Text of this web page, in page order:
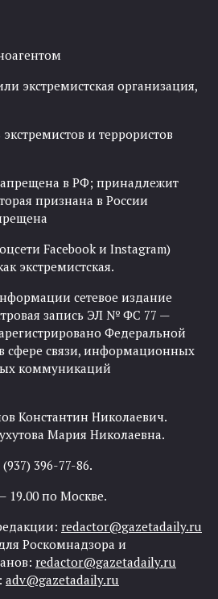
экстремистская организация,
и террористов
в РФ; принадлежит
признана в России
Facebook и Instagram)
экстремистская.
сетевое издание
запись ЭЛ № ФС 77 —
Федеральной
сфере связи, информационных
коммуникаций
Константин Николаевич.
Мария Николаевна.
396-77-86.
19.00 по Москве.
redactor@gazetadaily.ru
Роскомнадзора и
redactor@gazetadaily.ru
adv@gazetadaily.ru